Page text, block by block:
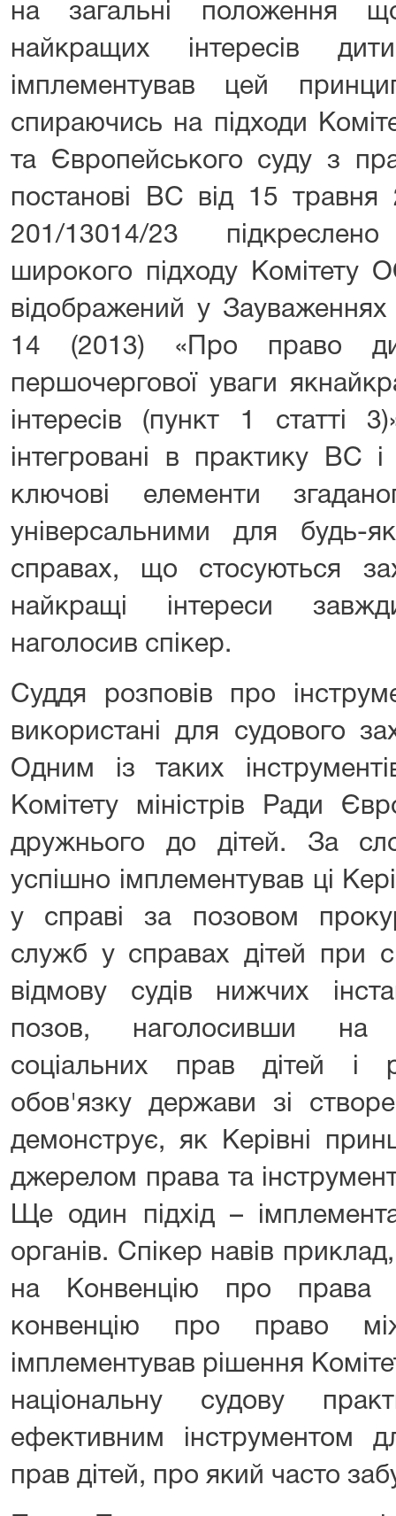
на загальні положення
найкращих інтересів
імплементував цей
спираючись на підходи
та Європейського суду з
постанові ВС від 15
201/13014/23
широкого підходу
відображений у
14 (2013) «Про право
першочергової уваги
інтересів (пункт 1 статті
інтегровані в практику ВС
ключові елементи
універсальними для будь-
справах, що стосуються
найкращі інтереси
наголосив спікер.
Суддя розповів про
використані для судового
Одним із таких
Комітету міністрів Ради
дружнього до дітей. За
успішно імплементував ці
у справі за позовом
служб у справах дітей при
відмову судів нижчих
позов, наголосивши на
соціальних прав дітей і
обов'язку держави зі
демонструє, як Керівні
джерелом права та
Ще один підхід –
органів. Спікер навів
на Конвенцію про права
конвенцію про право
імплементував рішення
національну судову
ефективним інструментом
прав дітей, про який часто